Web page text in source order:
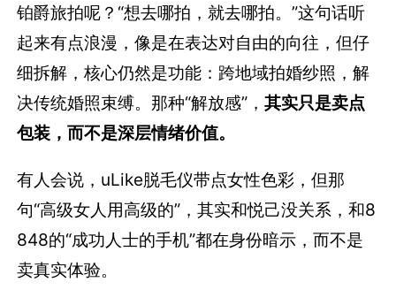
铂爵旅拍呢？“想去哪拍，就去哪拍。”这句话听
起来有点浪漫，像是在表达对自由的向往，但仔
细拆解，核心仍然是功能：跨地域拍婚纱照，解
决传统婚照束缚。那种“解放感”，其实只是卖点
包装，而不是深层情绪价值。
有人会说，uLike脱毛仪带点女性色彩，但那
句“高级女人用高级的”，其实和悦己没关系，和8
848的“成功人士的手机”都在身份暗示，而不是
卖真实体验。